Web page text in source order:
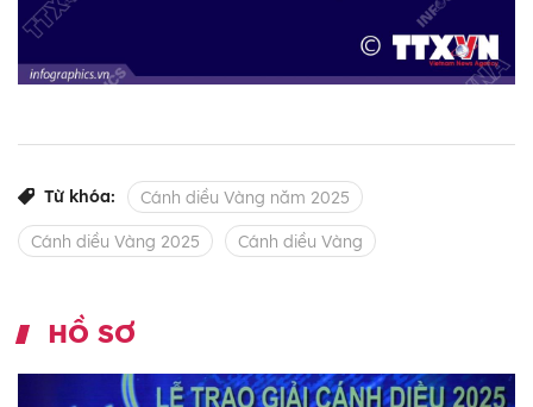
Từ khóa: Cánh diều Vàng năm 2025
Cánh diều Vàng 2025 Cánh diều Vàng
HỒ SƠ